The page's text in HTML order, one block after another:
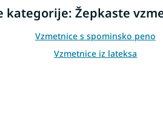
n
c
o
n
kategorije: Žepkaste
Vzmetnice s spominsko peno
Vzmetnice iz lateksa